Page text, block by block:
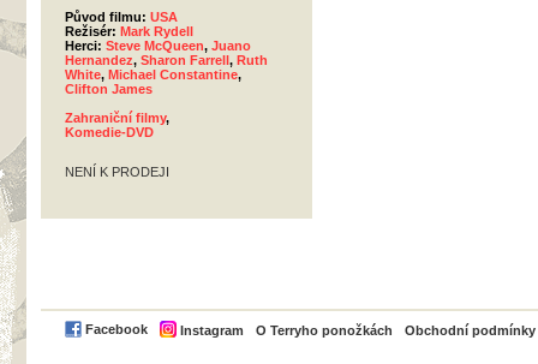
Původ filmu: USA
Režisér: Mark Rydell
Herci: Steve McQueen, Juano
Hernandez, Sharon Farrell, Ruth
White, Michael Constantine,
Clifton James
Zahraniční filmy,
Komedie-DVD
NENÍ K PRODEJI
Facebook Instagram O Terryho ponožkách Obchodní podmínky
PayPal